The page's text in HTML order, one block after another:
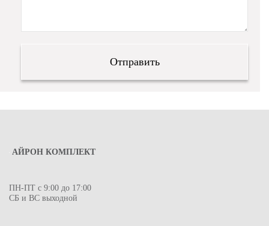
АЙРОН КОМПЛЕКТ
ПН-ПТ с 9:00 до 17:00
СБ и ВС выходной